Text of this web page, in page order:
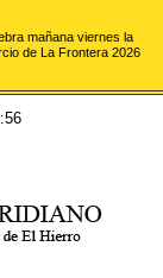
mañana viernes la
de La Frontera 2026